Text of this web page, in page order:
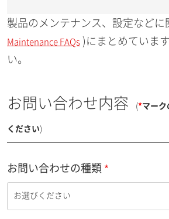
製品のメンテナンス、設定などに
Maintenance FAQs )にまとめていま
い。
お問い合わせ内容 (*マーク
ください)
お問い合わせの種類